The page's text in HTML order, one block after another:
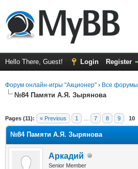
Hello There, Guest! Login Register
Форум онлайн-игры "Акционер" › Все форумы
№84 Памяти А.Я. Зырянова
Pages (11): « Previous 1 7 8 9 10
№84 Памяти А.Я. Зырянова
Аркадий
Senior Member